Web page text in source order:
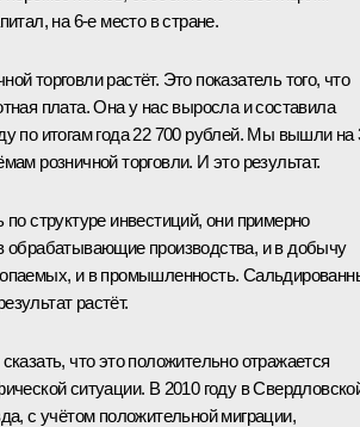
на 6-е место в стране.
торговли растёт. Это показатель того, что
плата. Она у нас выросла и составила
по итогам года 22 700 рублей. Мы вышли на
розничной торговли. И это результат.
по структуре инвестиций, они примерно
обрабатывающие производства, и в добычу
и в промышленность.
растёт.
что это положительно отражается
ситуации. В 2010 году в
с учётом положительной миграции,